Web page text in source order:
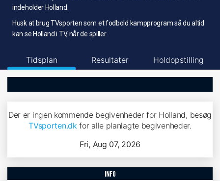
indeholder Holland.
Husk at brug TVsporten som et fodbold kampprogram så du altid
kan se Holland i TV, når de spiller.
Tidsplan Resultater Holdopstilling
Der er ingen kommende begivenheder for Holland, besøg
TVsporten.dkfor alle planlagte begivenheder.
Fri, Aug 07, 2026
info